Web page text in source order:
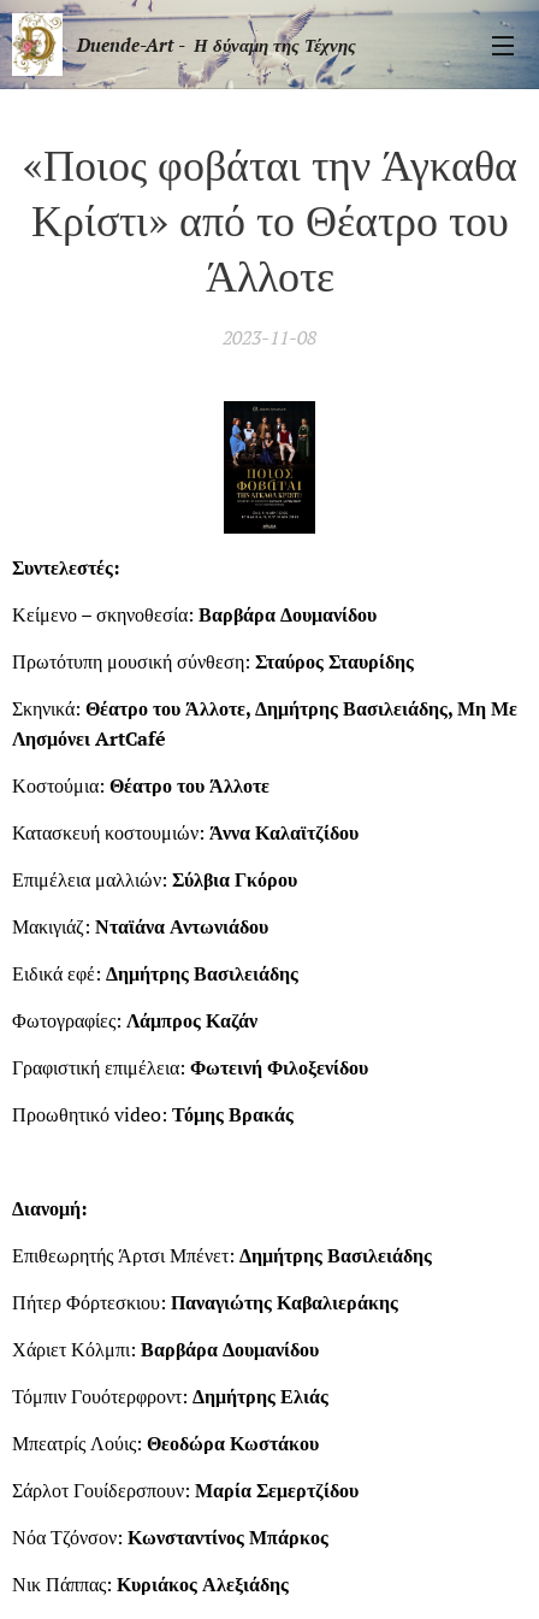
Duende-Art - Η δύναμη της Τέχνης
«Ποιος φοβάται την Άγκαθα
Κρίστι» από το Θέατρο του
Άλλοτε
2023-11-08
Συντελεστές:
Κείμενο – σκηνοθεσία: Βαρβάρα Δουμανίδου
Πρωτότυπη μουσική σύνθεση: Σταύρος Σταυρίδης
Σκηνικά: Θέατρο του Άλλοτε, Δημήτρης Βασιλειάδης, Μη Με
ΛησμόνειArtCafé
Κοστούμια: Θέατρο του Άλλοτε
Κατασκευή κοστουμιών: Άννα Καλαϊτζίδου
Επιμέλεια μαλλιών: Σύλβια Γκόρου
Μακιγιάζ: Νταϊάνα Αντωνιάδου
Ειδικά εφέ: Δημήτρης Βασιλειάδης
Φωτογραφίες: Λάμπρος Καζάν
Γραφιστική επιμέλεια: Φωτεινή Φιλοξενίδου
Προωθητικό video: Τόμης Βρακάς
Διανομή:
Επιθεωρητής Άρτσι Μπένετ: Δημήτρης Βασιλειάδης
Πήτερ Φόρτεσκιου: Παναγιώτης Καβαλιεράκης
Χάριετ Κόλμπι: Βαρβάρα Δουμανίδου
Τόμπιν Γουότερφροντ: Δημήτρης Ελιάς
Μπεατρίς Λούις: Θεοδώρα Κωστάκου
Σάρλοτ Γουίδερσπουν: Μαρία Σεμερτζίδου
Νόα Τζόνσον: Κωνσταντίνος Μπάρκος
Νικ Πάππας: Κυριάκος Αλεξιάδης